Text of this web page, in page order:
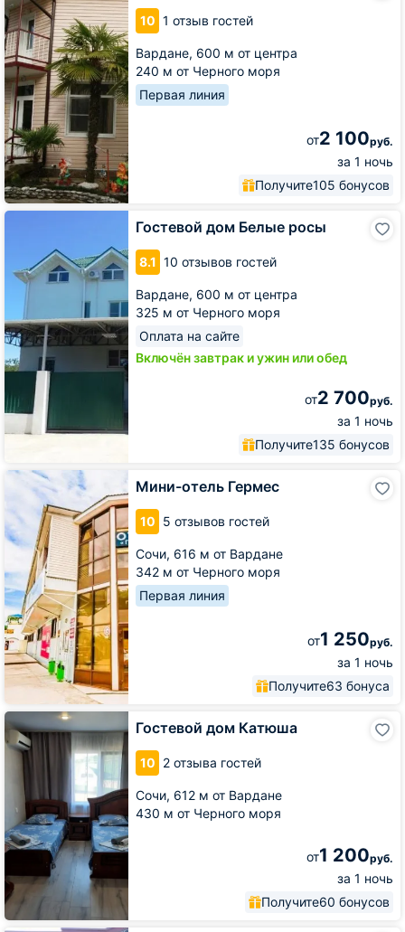
10 1 отзыв гостей
Вардане, 600 м от центра
240 м от Черного моря
Первая линия
от2 100руб.
за 1 ночь
Получите105 бонусов
На
море
Гостевой дом Белые росы
8.1 10 отзывов гостей
Вардане, 600 м от центра
325 м от Черного моря
Оплата на сайте
Включён завтрак и ужин или обед
от2 700руб.
за 1 ночь
Получите135 бонусов
Гостевой
росы
Мини-отель Гермес
10 5 отзывов гостей
Сочи, 616 м от Вардане
342 м от Черного моря
Первая линия
от1 250руб.
за 1 ночь
Получите63 бонуса
Мини-
отель
Гермес
Гостевой дом Катюша
10 2 отзыва гостей
Сочи, 612 м от Вардане
430 м от Черного моря
от1 200руб.
за 1 ночь
Получите60 бонусов
Гостевой
дом
Катюша